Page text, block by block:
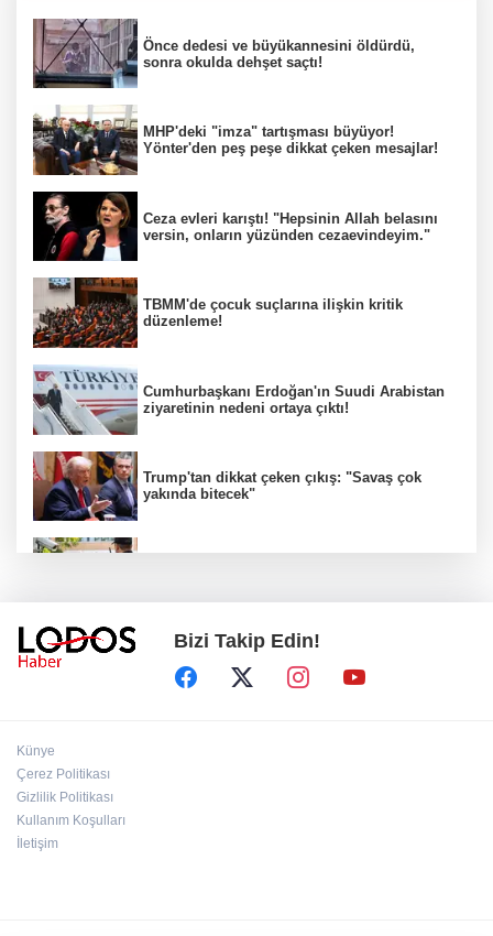
Önce dedesi ve büyükannesini öldürdü,
sonra okulda dehşet saçtı!
MHP'deki "imza" tartışması büyüyor!
Yönter'den peş peşe dikkat çeken mesajlar!
Ceza evleri karıştı! "Hepsinin Allah belasını
versin, onların yüzünden cezaevindeyim."
TBMM'de çocuk suçlarına ilişkin kritik
düzenleme!
Cumhurbaşkanı Erdoğan'ın Suudi Arabistan
ziyaretinin nedeni ortaya çıktı!
Trump'tan dikkat çeken çıkış: "Savaş çok
yakında bitecek"
Kuşadası Belediyesi'ne 3. dalga operasyon!
15 gözaltı, 7 şüpheli aranıyor!
Bizi Takip Edin!
Künye
Çerez Politikası
Gizlilik Politikası
Kullanım Koşulları
İletişim